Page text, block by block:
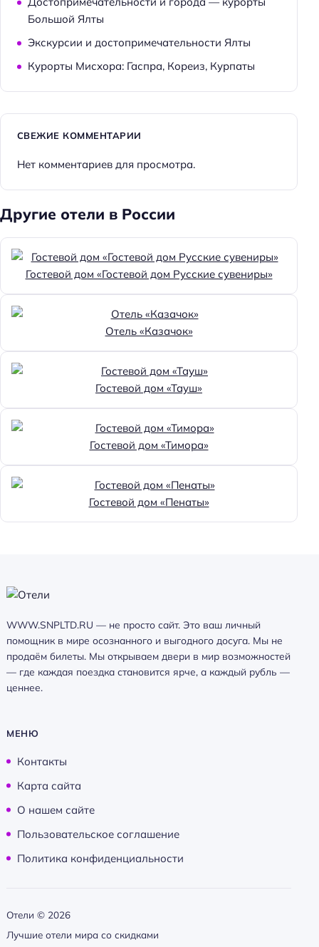
Большой Ялты
Экскурсии и достопримечательности Ялты
Курорты Мисхора: Гаспра, Кореиз, Курпаты
СВЕЖИЕ КОММЕНТАРИИ
Нет комментариев для просмотра.
Другие отели в России
Гостевой дом «Гостевой дом Русские сувениры»
Отель «Казачок»
Гостевой дом «Тауш»
Гостевой дом «Тимора»
Гостевой дом «Пенаты»
WWW.SNPLTD.RU — не просто сайт. Это ваш личный
помощник в мире осознанного и выгодного досуга. Мы не
продаём билеты. Мы открываем двери в мир возможностей
— где каждая поездка становится ярче, а каждый рубль —
ценнее.
МЕНЮ
Контакты
Карта сайта
О нашем сайте
Пользовательское соглашение
Политика конфиденциальности
Отели © 2026
Лучшие отели мира со скидками